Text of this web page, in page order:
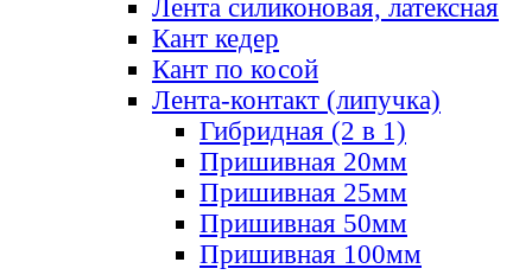
Лента силиконовая, латексная
Кант кедер
Кант по косой
Лента-контакт (липучка)
Гибридная (2 в 1)
Пришивная 20мм
Пришивная 25мм
Пришивная 50мм
Пришивная 100мм